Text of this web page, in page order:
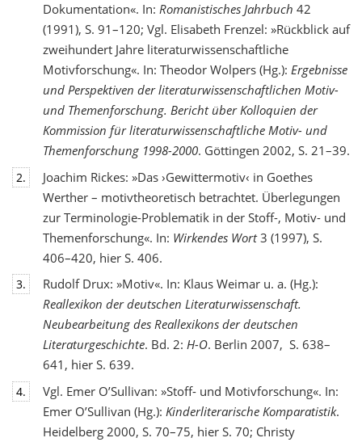
Dokumentation«. In: Romanistisches Jahrbuch 42
(1991), S. 91–120; Vgl. Elisabeth Frenzel: »Rückblick auf
zweihundert Jahre literaturwissenschaftliche
Motivforschung«. In: Theodor Wolpers (Hg.): Ergebnisse
und Perspektiven der literaturwissenschaftlichen Motiv-
und Themenforschung. Bericht über Kolloquien der
Kommission für literaturwissenschaftliche Motiv- und
Themenforschung 1998-2000. Göttingen 2002, S. 21–39.
2.
Joachim Rickes: »Das ›Gewittermotiv‹ in Goethes
Werther – motivtheoretisch betrachtet. Überlegungen
zur Terminologie-Problematik in der Stoff-, Motiv- und
Themenforschung«. In: Wirkendes Wort3 (1997), S.
406–420, hier S. 406.
3.
Rudolf Drux: »Motiv«. In: Klaus Weimar u. a. (Hg.):
Reallexikon der deutschen Literaturwissenschaft.
Neubearbeitung des Reallexikons der deutschen
Literaturgeschichte. Bd. 2: H-O. Berlin 2007, S. 638–
641, hier S. 639.
4.
Vgl. Emer O’Sullivan: »Stoff- und Motivforschung«. In:
Emer O’Sullivan (Hg.): Kinderliterarische Komparatistik.
Heidelberg 2000, S. 70–75, hier S. 70; Christy